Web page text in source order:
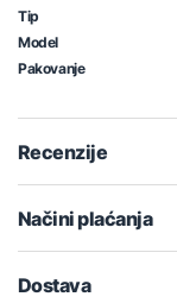
Tip
Model
Pakovanje
Recenzije
Načini plaćanja
Dostava